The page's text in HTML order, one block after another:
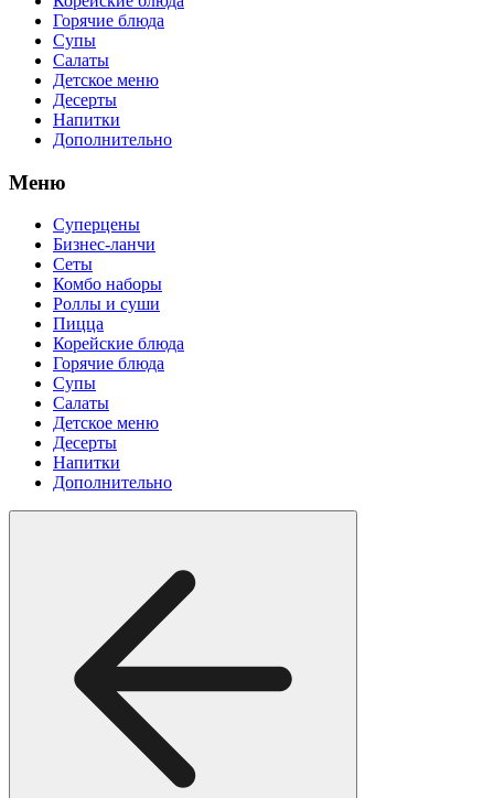
Горячие блюда
Супы
Салаты
Детское меню
Десерты
Напитки
Дополнительно
Меню
Суперцены
Бизнес-ланчи
Сеты
Комбо наборы
Роллы и суши
Пицца
Корейские блюда
Горячие блюда
Супы
Салаты
Детское меню
Десерты
Напитки
Дополнительно